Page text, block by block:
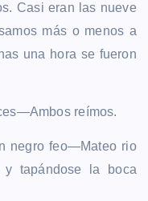
Casi eran las nueve
más o menos a
una hora se fueron
reímos.
negro feo—Mateo rio
y tapándose la boca